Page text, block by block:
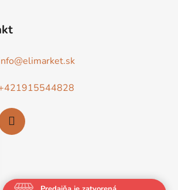
@elimarket.sk